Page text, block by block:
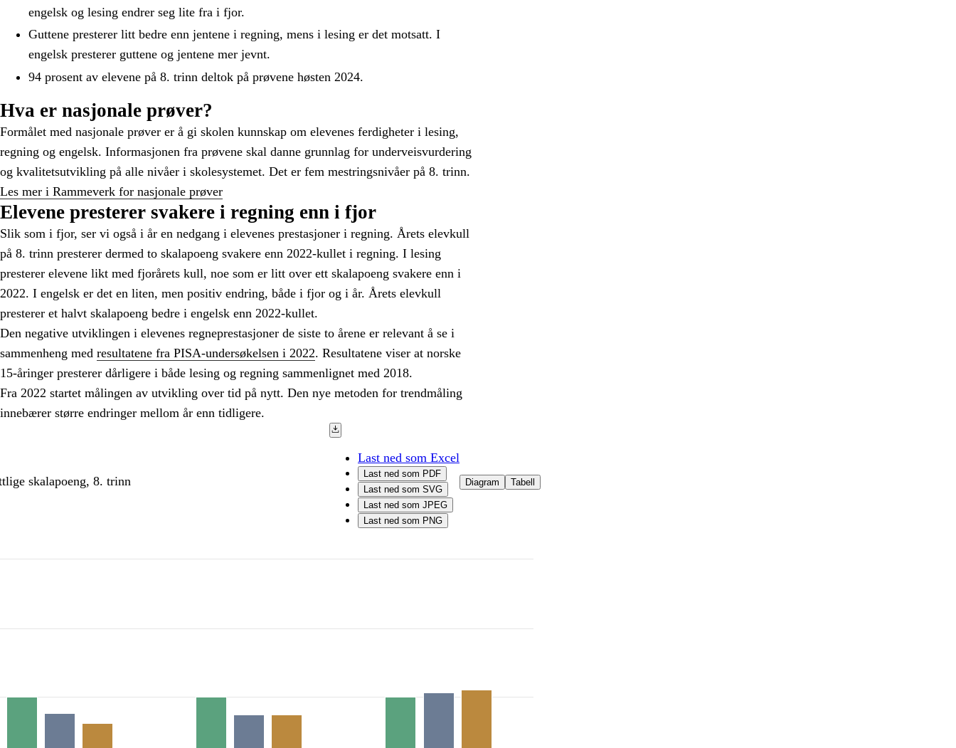
engelsk og lesing endrer seg lite fra i fjor.
Guttene presterer litt bedre enn jentene i regning, mens i lesing er det motsatt. I
engelsk presterer guttene og jentene mer jevnt.
94 prosent av elevene på 8. trinn deltok på prøvene høsten 2024.
Hva er nasjonale prøver?
Formålet med nasjonale prøver er å gi skolen kunnskap om elevenes ferdigheter i lesing,
regning og engelsk. Informasjonen fra prøvene skal danne grunnlag for underveisvurdering
og kvalitetsutvikling på alle nivåer i skolesystemet. Det er fem mestringsnivåer på 8. trinn.
Les mer i Rammeverk for nasjonale prøver
Elevene presterer svakere i regning enn i fjor
Slik som i fjor, ser vi også i år en nedgang i elevenes prestasjoner i regning. Årets elevkull
på 8. trinn presterer dermed to skalapoeng svakere enn 2022-kullet i regning. I lesing
presterer elevene likt med fjorårets kull, noe som er litt over ett skalapoeng svakere enn i
2022. I engelsk er det en liten, men positiv endring, både i fjor og i år. Årets elevkull
presterer et halvt skalapoeng bedre i engelsk enn 2022-kullet.
Den negative utviklingen i elevenes regneprestasjoner de siste to årene er relevant å se i
sammenheng med resultatene fra PISA-undersøkelsen i 2022. Resultatene viser at norske
15-åringer presterer dårligere i både lesing og regning sammenlignet med 2018.
Fra 2022 startet målingen av utvikling over tid på nytt. Den nye metoden for trendmåling
innebærer større endringer mellom år enn tidligere.
skalapoeng, 8. trinn
Last ned som Excel
Last ned som PDF
Last ned som SVG
Last ned som JPEG
Last ned som PNG
Diagram Tabell
1 X axis displaying categories.